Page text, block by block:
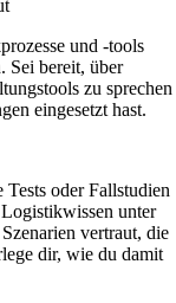
und -tools
Sei bereit, über
zu sprechen
eingesetzt hast.
oder Fallstudien
unter
vertraut, die
dir, wie du damit